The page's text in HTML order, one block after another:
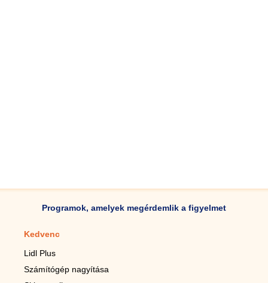
Programok, amelyek megérdemlik a figyelmet
Kedvenc
Lidl Plus
Számítógép nagyítása